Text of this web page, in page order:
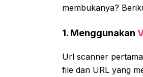
membukanya?
1. Menggunakan
Url scanner
file dan URL yang